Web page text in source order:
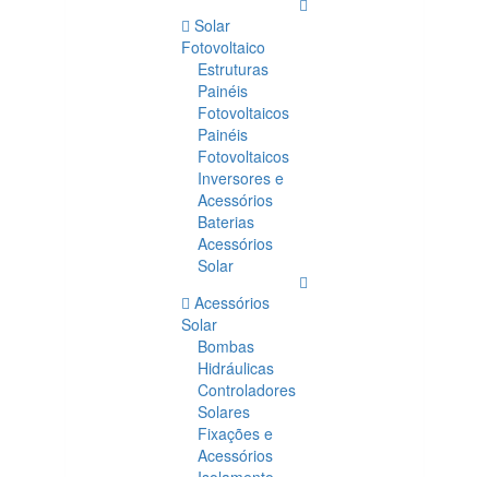
Solar
Fotovoltaico
Estruturas
Painéis
Fotovoltaicos
Painéis
Fotovoltaicos
Inversores e
Acessórios
Baterias
Acessórios
Solar
Acessórios
Solar
Bombas
Hidráulicas
Controladores
Solares
Fixações e
Acessórios